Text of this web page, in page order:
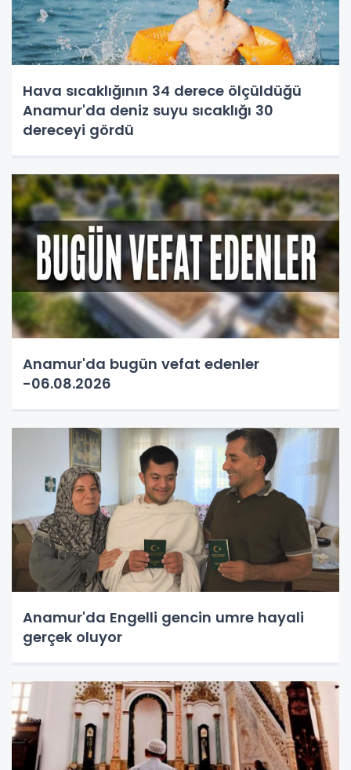
Hava sıcaklığının 34 derece ölçüldüğü
Anamur'da deniz suyu sıcaklığı 30
dereceyi gördü
Anamur'da bugün vefat edenler
-06.08.2026
Anamur'da Engelli gencin umre hayali
gerçek oluyor